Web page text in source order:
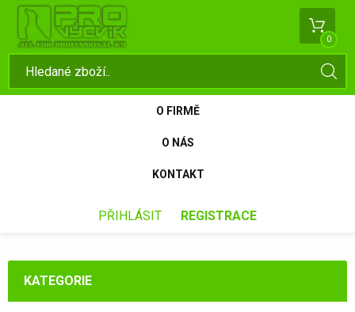
0
O FIRMĚ
O NÁS
KONTAKT
PŘIHLÁSIT REGISTRACE
KATEGORIE